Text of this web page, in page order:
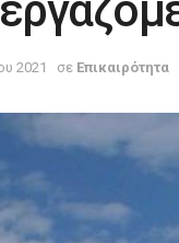
2021 σε Επικαιρότητα